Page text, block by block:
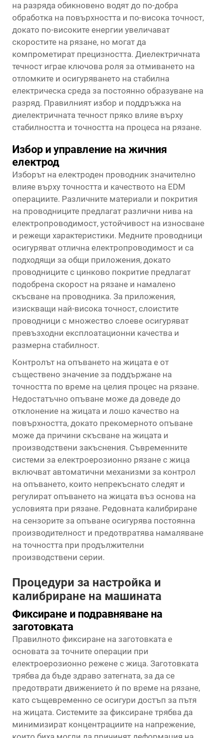
на разряда обикновено водят до по-добра
обработка на повърхността и по-висока точност,
докато по-високите енергии увеличават
скоростите на рязане, но могат да
компрометират прецизността. Диелектричната
течност играе ключова роля за отмиването на
отломките и осигуряването на стабилна
електрическа среда за постоянно образуване на
разряд. Правилният избор и поддръжка на
диелектричната течност пряко влияе върху
стабилността и точността на процеса на рязане.
Избор и управление на жичния
електрод
Изборът на електроден проводник значително
влияе върху точността и качеството на EDM
операциите. Различните материали и покрития
на проводниците предлагат различни нива на
електропроводимост, устойчивост на износване
и режещи характеристики. Медните проводници
осигуряват отлична електропроводимост и са
подходящи за общи приложения, докато
проводниците с цинково покритие предлагат
подобрена скорост на рязане и намалено
скъсване на проводника. За приложения,
изискващи най-висока точност, слоистите
проводници с множество слоеве осигуряват
превъзходни експлоатационни качества и
размерна стабилност.
Контролът на опъването на жицата е от
съществено значение за поддържане на
точността по време на целия процес на рязане.
Недостатъчно опъване може да доведе до
отклонение на жицата и лошо качество на
повърхността, докато прекомерното опъване
може да причини скъсване на жицата и
производствени закъснения. Съвременните
системи за електроерозионно рязане с жица
включват автоматични механизми за контрол
на опъването, които непрекъснато следят и
регулират опъването на жицата въз основа на
условията при рязане. Редовната калибриране
на сензорите за опъване осигурява постоянна
производителност и предотвратява намаляване
на точността при продължителни
производствени серии.
Процедури за настройка и
калибриране на машината
Фиксиране и подравняване на
заготовката
Правилното фиксиране на заготовката е
основата за точните операции при
електроерозионно режене с жица. Заготовката
трябва да бъде здраво затегната, за да се
предотврати движението ѝ по време на рязане,
като същевременно се осигури достъп за пътя
на жицата. Системите за фиксиране трябва да
минимизират концентрациите на напрежение,